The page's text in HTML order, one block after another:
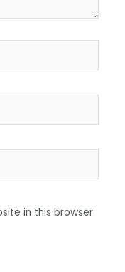
in this browser